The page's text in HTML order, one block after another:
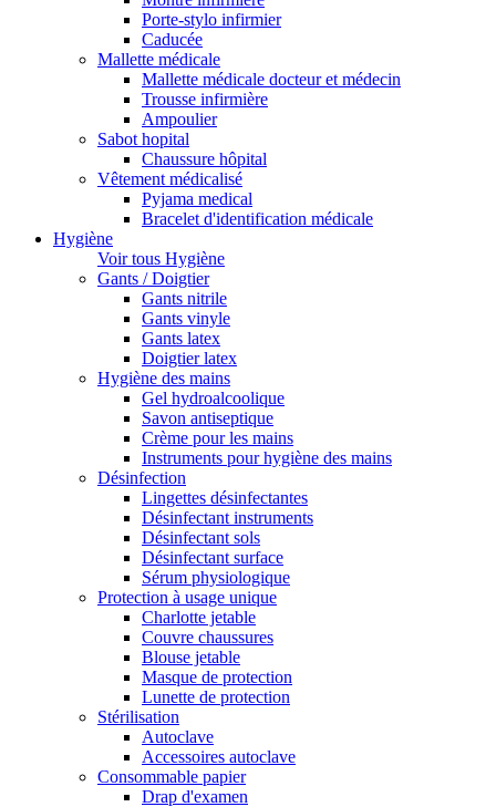
Porte-stylo infirmier
Caducée
Mallette médicale
Mallette médicale docteur et médecin
Trousse infirmière
Ampoulier
Sabot hopital
Chaussure hôpital
Vêtement médicalisé
Pyjama medical
Bracelet d'identification médicale
Hygiène
Voir tous Hygiène
Gants / Doigtier
Gants nitrile
Gants vinyle
Gants latex
Doigtier latex
Hygiène des mains
Gel hydroalcoolique
Savon antiseptique
Crème pour les mains
Instruments pour hygiène des mains
Désinfection
Lingettes désinfectantes
Désinfectant instruments
Désinfectant sols
Désinfectant surface
Sérum physiologique
Protection à usage unique
Charlotte jetable
Couvre chaussures
Blouse jetable
Masque de protection
Lunette de protection
Stérilisation
Autoclave
Accessoires autoclave
Consommable papier
Drap d'examen